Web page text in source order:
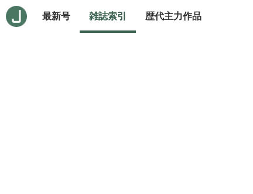
最新号 雑誌索引 歴代主力作品